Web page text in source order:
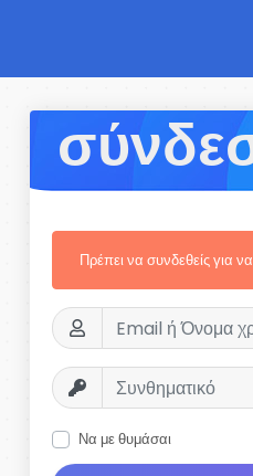
Πρέπει να συνδεθείς για
Να με θυμάσαι